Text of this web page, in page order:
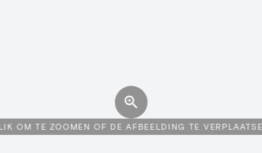
OM TE ZOOMEN OF DE AFBEELDING TE